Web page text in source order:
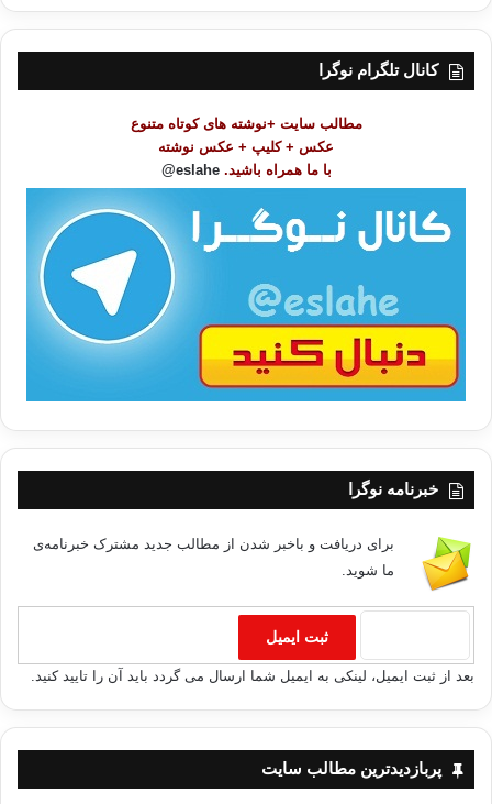
ر
کانال تلگرام نوگرا
مطالب سایت +نوشته های کوتاه متنوع
عکس + کلیپ + عکس نوشته
با ما همراه باشید. eslahe@
خبرنامه نوگرا
برای دریافت و باخبر شدن از مطالب جدید مشترک خبرنامه‌ی
ما شوید.
بعد از ثبت ایمیل، لینکی به ایمیل شما ارسال می گردد باید آن را تایید کنید.
پربازدیدترین مطالب سایت